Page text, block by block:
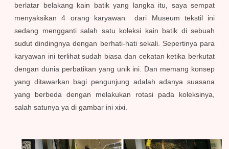
berlatar belakang kain batik yang langka itu, saya sempat
menyaksikan 4 orang karyawan dari Museum tekstil ini
sedang mengganti salah satu koleksi kain batik di sebuah
sudut dindingnya dengan berhati-hati sekali. Sepertinya para
karyawan ini terlihat sudah biasa dan cekatan ketika berkutat
dengan dunia perbatikan yang unik ini. Dan memang konsep
yang ditawarkan bagi pengunjung adalah adanya suasana
yang berbeda dengan melakukan rotasi pada koleksinya,
salah satunya ya di gambar ini xixi.